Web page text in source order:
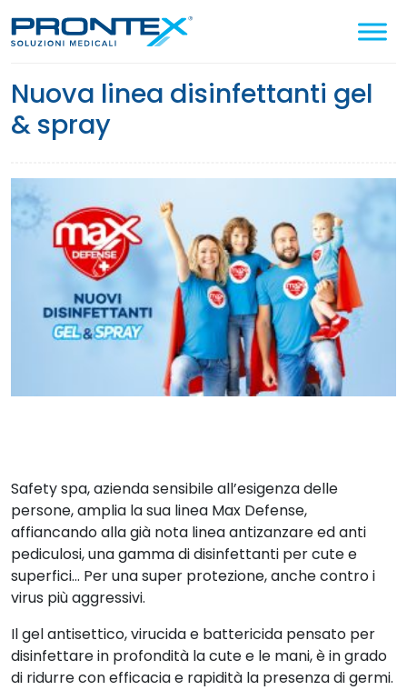
nuova linea disinfettanti gel
& spray
Safety spa, azienda sensibile all’esigenza delle
persone, amplia la sua linea Max Defense,
affiancando alla già nota linea antizanzare ed anti
pediculosi, una gamma di disinfettanti per cute e
superfici… Per una super protezione, anche contro i
virus più aggressivi.
Il gel antisettico, virucida e battericida pensato per
disinfettare in profondità la cute e le mani, è in grado
di ridurre con efficacia e rapidità la presenza di germi.